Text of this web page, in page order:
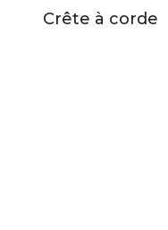
Crête à corde